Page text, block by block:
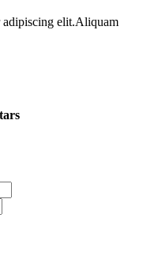
adipiscing elit.Aliquam